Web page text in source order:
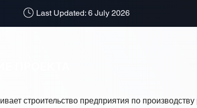
Last Updated: 6 July 2026
строительство предприятия по